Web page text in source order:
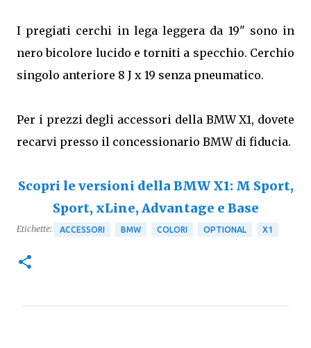
I pregiati cerchi in lega leggera da 19" sono in
nero bicolore lucido e torniti a specchio. Cerchio
singolo anteriore 8 J x 19 senza pneumatico.
Per i prezzi degli accessori della BMW X1, dovete
recarvi presso il concessionario BMW di fiducia.
Scopri le versioni della BMW X1: M Sport,
Sport, xLine, Advantage e Base
Etichette: ACCESSORI BMW COLORI OPTIONAL X1